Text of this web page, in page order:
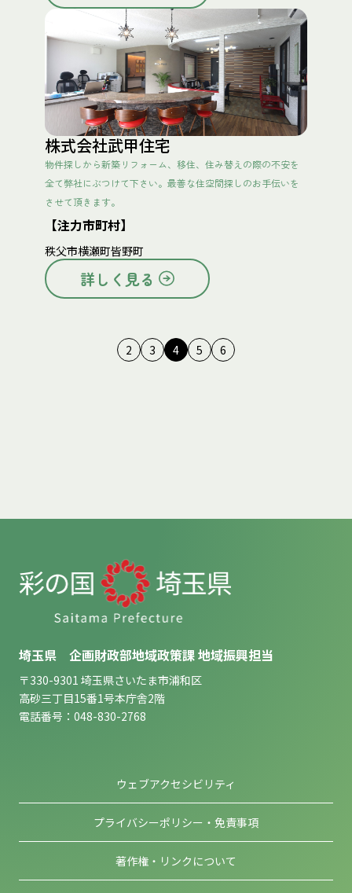
株式会社武甲住宅
物件探しから新築リフォーム、移住、住み替えの際の不安を
全て弊社にぶつけて下さい。最善な住空間探しのお手伝いを
させて頂きます。
【注力市町村】
秩父市横瀬町皆野町
詳しく見る
2 3 4 5 6
埼玉県 企画財政部地域政策課 地域振興担当
〒330-9301 埼玉県さいたま市浦和区
高砂三丁目15番1号本庁舎2階
電話番号：048-830-2768
ウェブアクセシビリティ
プライバシーポリシー・免責事項
著作権・リンクについて